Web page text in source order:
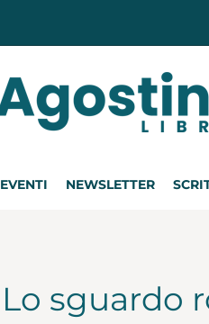
EVENTI NEWSLETTER
Lo sguardo